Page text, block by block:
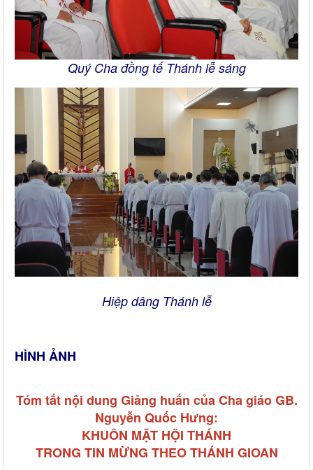
Quý Cha đồng tế Thánh lễ sáng
Hiệp dâng Thánh lễ
HÌNH ẢNH
Tóm tắt nội dung Giảng huấn của Cha giáo GB.
Nguyễn Quốc Hưng:
KHUÔN MẶT HỘI THÁNH
TRONG TIN MỪNG THEO THÁNH GIOAN